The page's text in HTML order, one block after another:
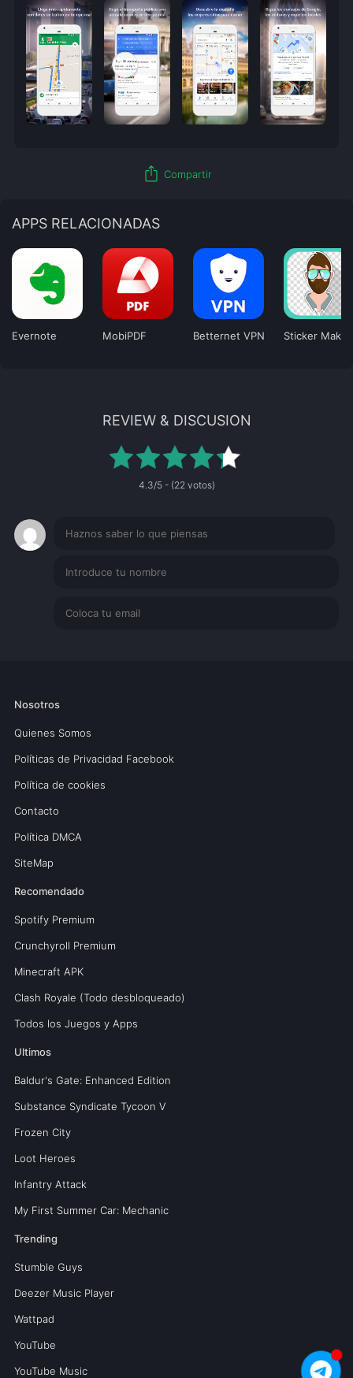
ios_share Compartir
APPS RELACIONADAS
Evernote MobiPDF Betternet VPN Sticker Maker
REVIEW & DISCUSION
4.3/5 - (22 votos)
Nosotros
Quienes Somos
Políticas de Privacidad Facebook
Política de cookies
Contacto
Política DMCA
SiteMap
Recomendado
Spotify Premium
Crunchyroll Premium
Minecraft APK
Clash Royale (Todo desbloqueado)
Todos los Juegos y Apps
Ultimos
Baldur's Gate: Enhanced Edition
Substance Syndicate Tycoon V
Frozen City
Loot Heroes
Infantry Attack
My First Summer Car: Mechanic
Trending
Stumble Guys
Deezer Music Player
Wattpad
YouTube
YouTube Music